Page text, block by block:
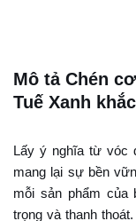
Mô tả Chén
Tuế Xanh
Lấy ý nghĩa từ vóc
mang lại sự bền
mỗi sản phẩm của
trọng và thanh